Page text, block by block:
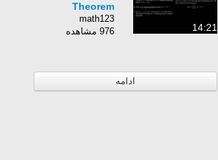
14:21
Theorem
math123
976 مشاهده
ادامه